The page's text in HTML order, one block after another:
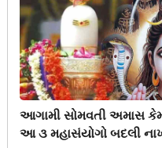
આગામી સોમવતી અમાસ
આ ૩ મહાસંયોગો બદલી